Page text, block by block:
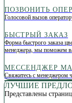
ПОЗВОНИТЬ
Голосовой вызов
БЫСТРЫЙ ЗАКАЗ
Форма быстрого заказа
менеджера, мы поможем
МЕССЕНДЖЕР
Свяжитесь с
ЛУЧШИЕ
Представлены